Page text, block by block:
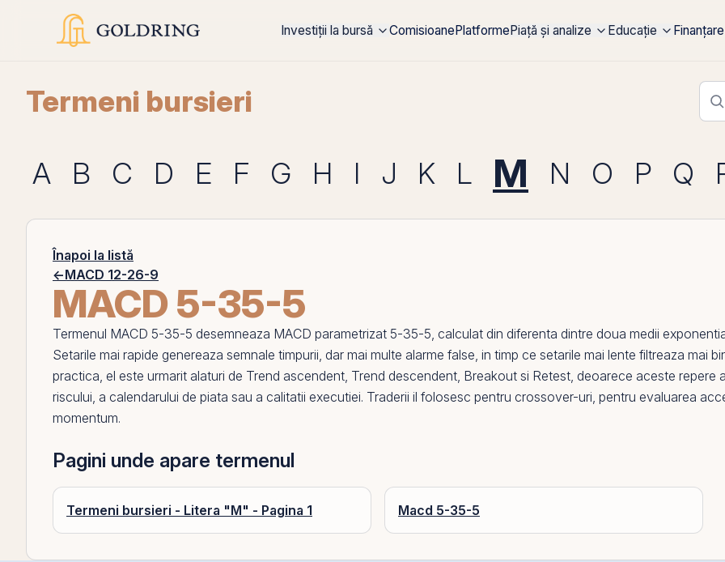
Investiții la bursă ComisioanePlatformePiață și analize Educație
Termeni bursieri
A B C D E F G H I J K L M N O P Q
Înapoi la listă
←MACD 12-26-9
MACD 5-35-5
Termenul MACD 5-35-5 desemneaza MACD parametrizat 5-35-5, calculat din diferenta dintre doua medii
Setarile mai rapide genereaza semnale timpurii, dar mai multe alarme false, in timp ce setarile mai lente filtreaza mai
practica, el este urmarit alaturi de Trend ascendent, Trend descendent, Breakout si Retest, deoarece aceste repere
riscului, a calendarului de piata sau a calitatii executiei. Traderii il folosesc pentru crossover-uri, pentru evaluarea
momentum.
Pagini unde apare termenul
Termeni bursieri - Litera "M" - Pagina 1 Macd 5-35-5